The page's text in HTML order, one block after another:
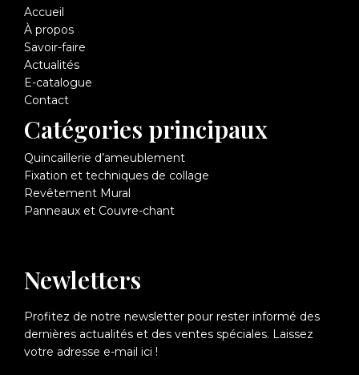
Accueil
À propos
Savoir-faire
Actualités
E-catalogue
Contact
Catégories principaux
Quincaillerie d’ameublement
Fixation et techniques de collage
Revêtement Mural
Panneaux et Couvre-chant
Newletters
Profitez de notre newsletter pour rester informé des
dernières actualités et des ventes spéciales. Laissez
votre adresse e-mail ici !